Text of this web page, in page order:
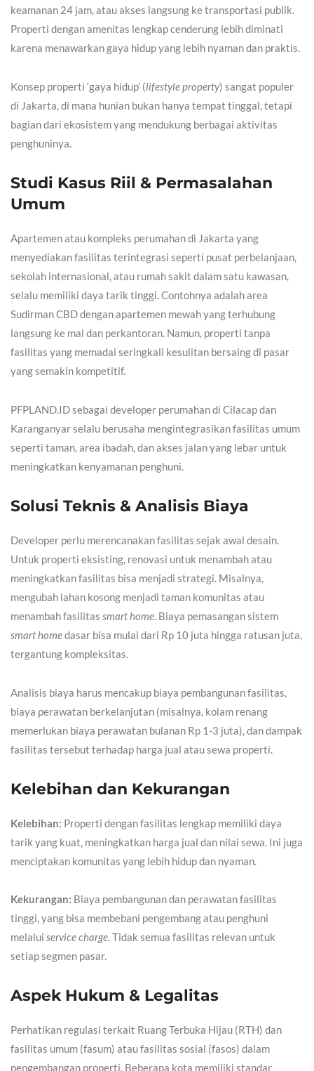
keamanan 24 jam, atau akses langsung ke transportasi publik.
Properti dengan amenitas lengkap cenderung lebih diminati
karena menawarkan gaya hidup yang lebih nyaman dan praktis.
Konsep properti ‘gaya hidup’ (lifestyle property) sangat populer
di Jakarta, di mana hunian bukan hanya tempat tinggal, tetapi
bagian dari ekosistem yang mendukung berbagai aktivitas
penghuninya.
Studi Kasus Riil & Permasalahan
Umum
Apartemen atau kompleks perumahan di Jakarta yang
menyediakan fasilitas terintegrasi seperti pusat perbelanjaan,
sekolah internasional, atau rumah sakit dalam satu kawasan,
selalu memiliki daya tarik tinggi. Contohnya adalah area
Sudirman CBD dengan apartemen mewah yang terhubung
langsung ke mal dan perkantoran. Namun, properti tanpa
fasilitas yang memadai seringkali kesulitan bersaing di pasar
yang semakin kompetitif.
PFPLAND.ID sebagai developer perumahan di Cilacap dan
Karanganyar selalu berusaha mengintegrasikan fasilitas umum
seperti taman, area ibadah, dan akses jalan yang lebar untuk
meningkatkan kenyamanan penghuni.
Solusi Teknis & Analisis Biaya
Developer perlu merencanakan fasilitas sejak awal desain.
Untuk properti eksisting, renovasi untuk menambah atau
meningkatkan fasilitas bisa menjadi strategi. Misalnya,
mengubah lahan kosong menjadi taman komunitas atau
menambah fasilitas smart home. Biaya pemasangan sistem
smart homedasar bisa mulai dari Rp 10 juta hingga ratusan juta,
tergantung kompleksitas.
Analisis biaya harus mencakup biaya pembangunan fasilitas,
biaya perawatan berkelanjutan (misalnya, kolam renang
memerlukan biaya perawatan bulanan Rp 1-3 juta), dan dampak
fasilitas tersebut terhadap harga jual atau sewa properti.
Kelebihan dan Kekurangan
Kelebihan: Properti dengan fasilitas lengkap memiliki daya
tarik yang kuat, meningkatkan harga jual dan nilai sewa. Ini juga
menciptakan komunitas yang lebih hidup dan nyaman.
Kekurangan: Biaya pembangunan dan perawatan fasilitas
tinggi, yang bisa membebani pengembang atau penghuni
melalui service charge. Tidak semua fasilitas relevan untuk
setiap segmen pasar.
Aspek Hukum & Legalitas
Perhatikan regulasi terkait Ruang Terbuka Hijau (RTH) dan
fasilitas umum (fasum) atau fasilitas sosial (fasos) dalam
pengembangan properti. Beberapa kota memiliki standar